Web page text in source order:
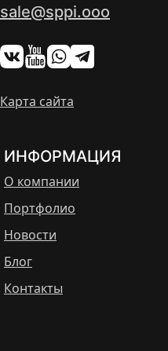
sale@sppi.ooo
Карта сайта
ИНФОРМАЦИЯ
О компании
Портфолио
Новости
Блог
Контакты